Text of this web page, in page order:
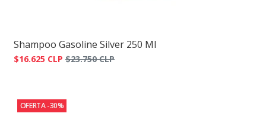
Shampoo Gasoline Silver 250 Ml
$16.625 CLP $23.750 CLP
OFERTA -30%